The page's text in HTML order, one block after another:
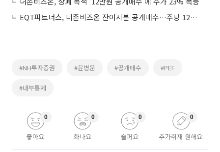
EQT파트너스, 더존비즈온 잔여지분 공개매수…주당 12만원에 상장폐지 추진
#NH투자증권 #윤병운 #공개매수 #PEF
#내부통제
좋아요
0
화나요
0
슬퍼요
0
추가취재 원해요
0